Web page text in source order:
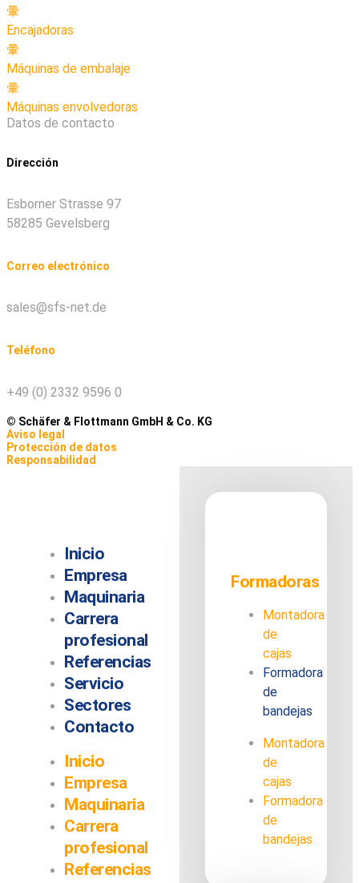
Encajadoras
Máquinas de embalaje
Máquinas envolvedoras
Datos de contacto
Dirección
Esborner Strasse 97
58285 Gevelsberg
Correo electrónico
sales@sfs-net.de
Teléfono
+49 (0) 2332 9596 0
© Schäfer & Flottmann GmbH & Co. KG
Aviso legal
Protección de datos
Responsabilidad
Inicio
Empresa
Maquinaria
Carrera
profesional
Referencias
Servicio
Sectores
Contacto
Inicio
Empresa
Maquinaria
Carrera
profesional
Referencias
Formadoras
Montadora
de
cajas
Formadora
de
bandejas
Montadora
de
cajas
Formadora
de
bandejas